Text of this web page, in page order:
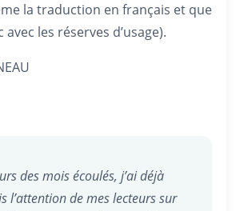
la traduction en français et que
les réserves d’usage).
des mois écoulés, j’ai déjà
l’attention de mes lecteurs sur